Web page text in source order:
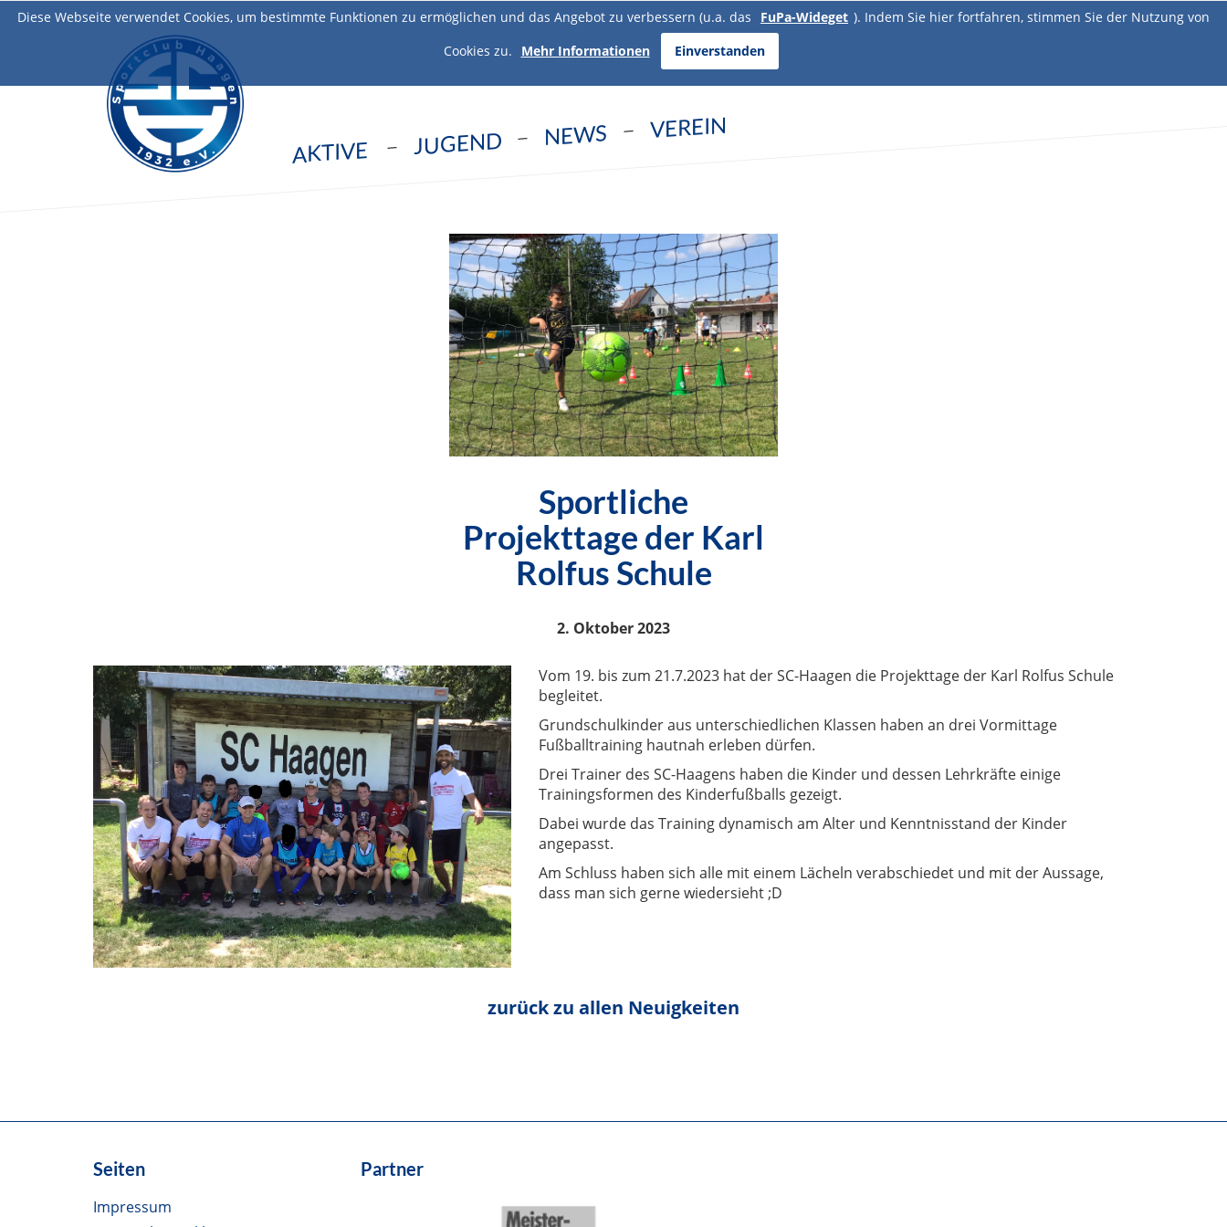
AKTIVE JUGEND NEWS VEREIN
Sportliche
Projekttage der Karl
Rolfus Schule
2. Oktober 2023
Vom 19. bis zum 21.7.2023 hat der SC-Haagen die Projekttage der Karl Rolfus Schule
begleitet.
Grundschulkinder aus unterschiedlichen Klassen haben an drei Vormittage
Fußballtraining hautnah erleben dürfen.
Drei Trainer des SC-Haagens haben die Kinder und dessen Lehrkräfte einige
Trainingsformen des Kinderfußballs gezeigt.
Dabei wurde das Training dynamisch am Alter und Kenntnisstand der Kinder
angepasst.
Am Schluss haben sich alle mit einem Lächeln verabschiedet und mit der Aussage,
dass man sich gerne wiedersieht ;D
zurück zu allen Neuigkeiten
Seiten
Impressum
Partner
Diese Webseite verwendet Cookies, um bestimmte Funktionen zu ermöglichen und das Angebot zu verbessern (u.a. das FuPa-Wideget ). Indem Sie hier fortfahren, stimmen Sie der Nutzung von
Cookies zu.
Mehr Informationen Einverstanden